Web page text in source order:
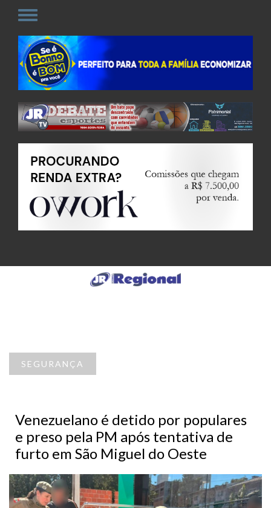
SEGURANÇA
Venezuelano é detido por populares
e preso pela PM após tentativa de
furto em São Miguel do Oeste